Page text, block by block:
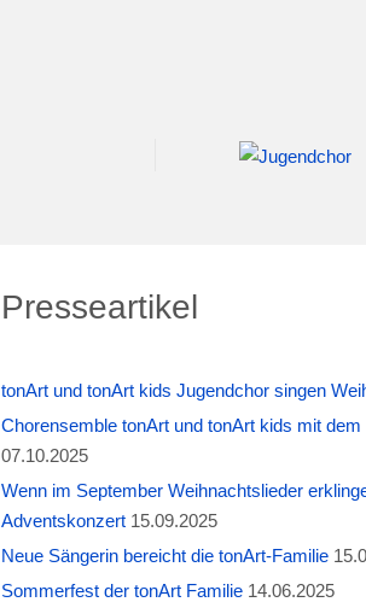
Presseartikel
tonArt und tonArt kids Jugendchor singen
Chorensemble tonArt und tonArt kids mit
07.10.2025
Wenn im September Weihnachtslieder
Adventskonzert 15.09.2025
Neue Sängerin bereicht die tonArt-Familie
Sommerfest der tonArt Familie 14.06.2025